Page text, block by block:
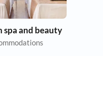
spa and beauty